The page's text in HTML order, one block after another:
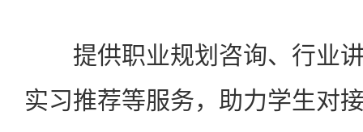
提供职业规划咨询、行业讲
实习推荐等服务，助力学生对